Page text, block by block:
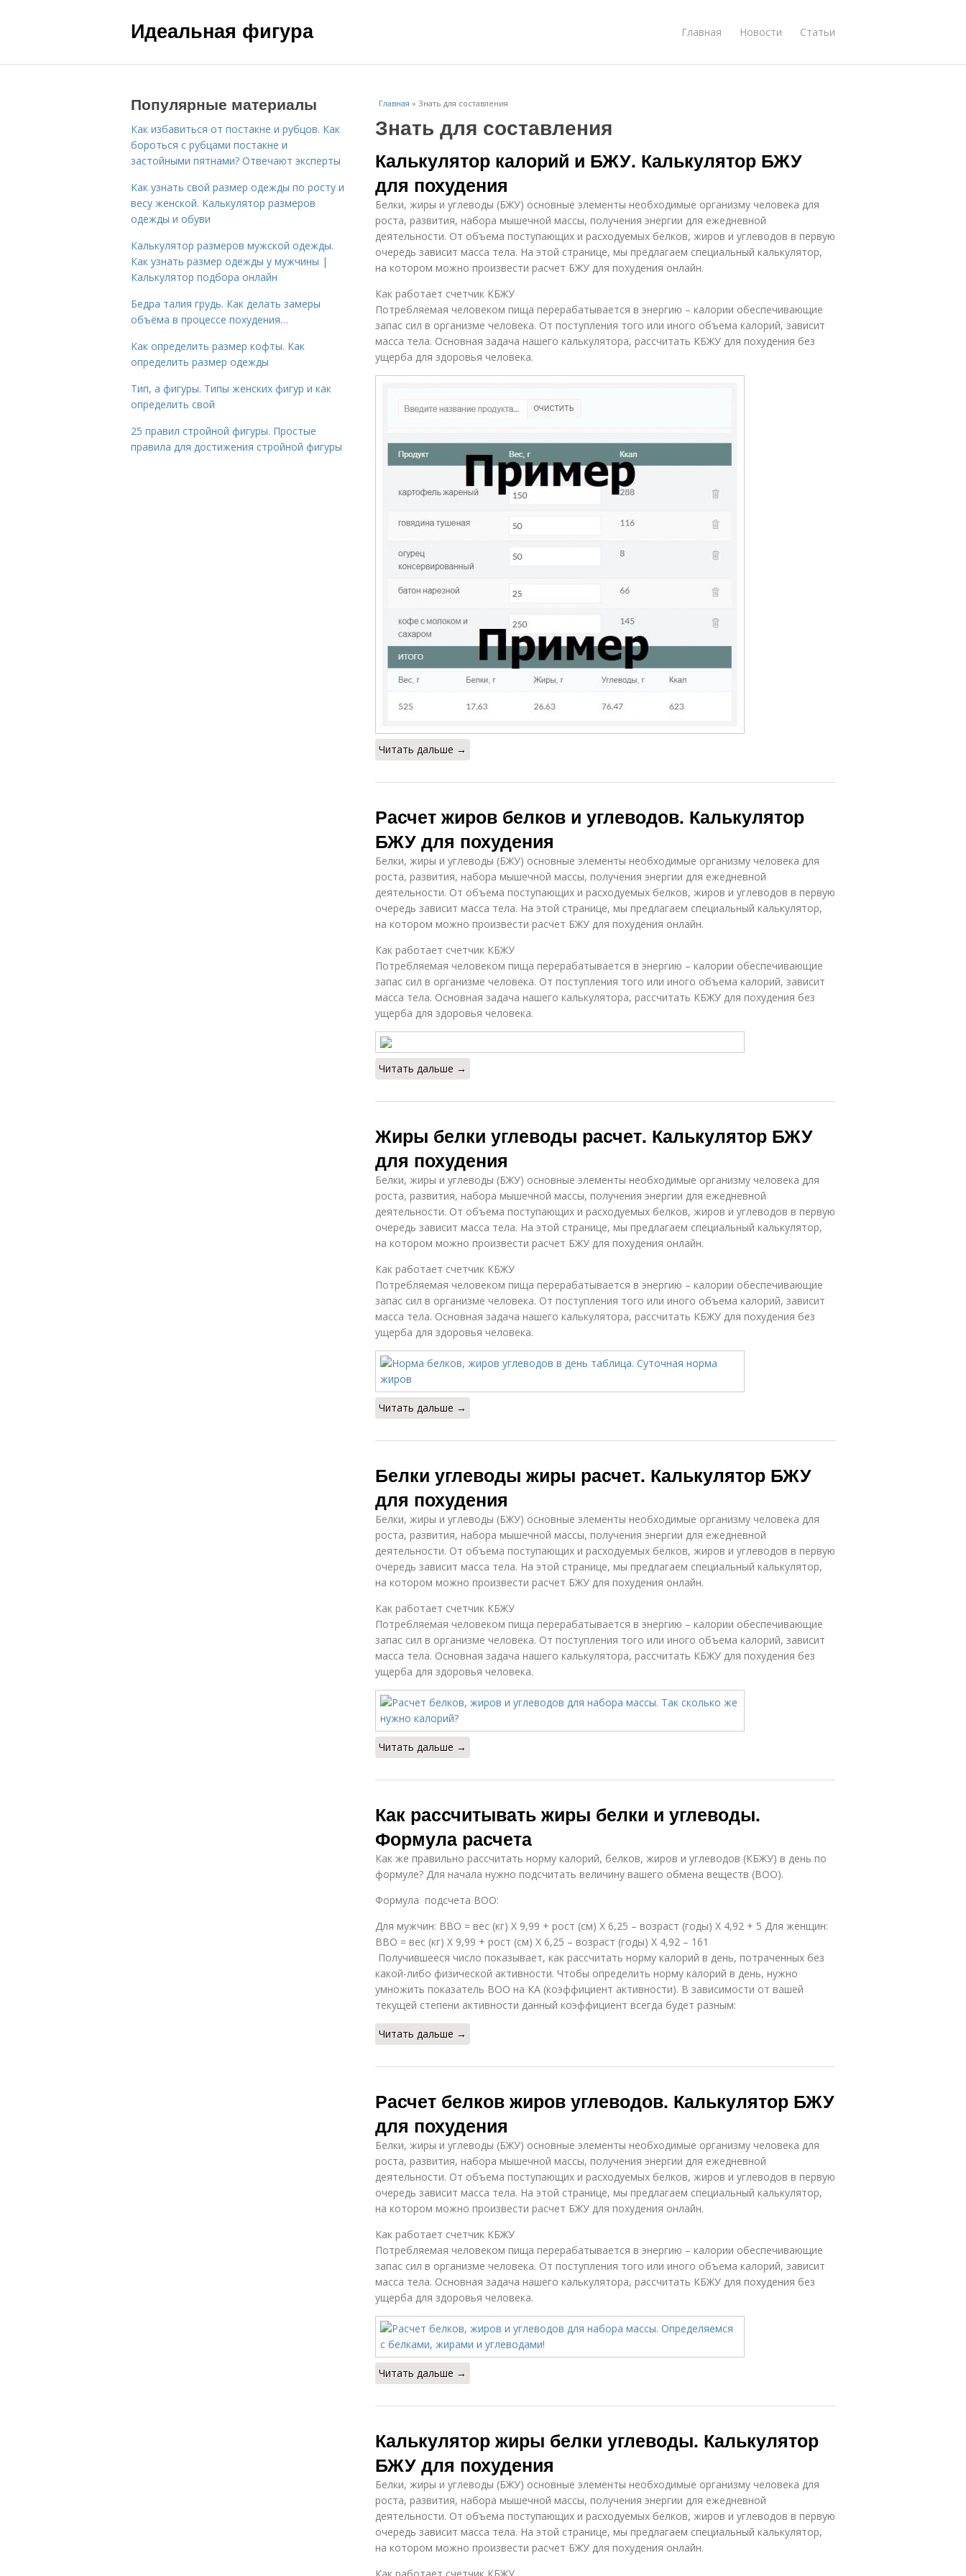
Идеальная фигура Главная Новости Статьи
Главная » Знать для составления
Знать для составления
Калькулятор калорий и БЖУ. Калькулятор БЖУ
для похудения
Белки, жиры и углеводы (БЖУ) основные элементы необходимые организму человека для
роста, развития, набора мышечной массы, получения энергии для ежедневной
деятельности. От объема поступающих и расходуемых белков, жиров и углеводов в первую
очередь зависит масса тела. На этой странице, мы предлагаем специальный калькулятор,
на котором можно произвести расчет БЖУ для похудения онлайн.
Как работает счетчик КБЖУ
Потребляемая человеком пища перерабатывается в энергию – калории обеспечивающие
запас сил в организме человека. От поступления того или иного объема калорий, зависит
масса тела. Основная задача нашего калькулятора, рассчитать КБЖУ для похудения без
ущерба для здоровья человека.
Читать дальше →
Расчет жиров белков и углеводов. Калькулятор
БЖУ для похудения
Белки, жиры и углеводы (БЖУ) основные элементы необходимые организму человека для
роста, развития, набора мышечной массы, получения энергии для ежедневной
деятельности. От объема поступающих и расходуемых белков, жиров и углеводов в первую
очередь зависит масса тела. На этой странице, мы предлагаем специальный калькулятор,
на котором можно произвести расчет БЖУ для похудения онлайн.
Как работает счетчик КБЖУ
Потребляемая человеком пища перерабатывается в энергию – калории обеспечивающие
запас сил в организме человека. От поступления того или иного объема калорий, зависит
масса тела. Основная задача нашего калькулятора, рассчитать КБЖУ для похудения без
ущерба для здоровья человека.
Читать дальше →
Жиры белки углеводы расчет. Калькулятор БЖУ
для похудения
Белки, жиры и углеводы (БЖУ) основные элементы необходимые организму человека для
роста, развития, набора мышечной массы, получения энергии для ежедневной
деятельности. От объема поступающих и расходуемых белков, жиров и углеводов в первую
очередь зависит масса тела. На этой странице, мы предлагаем специальный калькулятор,
на котором можно произвести расчет БЖУ для похудения онлайн.
Как работает счетчик КБЖУ
Потребляемая человеком пища перерабатывается в энергию – калории обеспечивающие
запас сил в организме человека. От поступления того или иного объема калорий, зависит
масса тела. Основная задача нашего калькулятора, рассчитать КБЖУ для похудения без
ущерба для здоровья человека.
Читать дальше →
Белки углеводы жиры расчет. Калькулятор БЖУ
для похудения
Белки, жиры и углеводы (БЖУ) основные элементы необходимые организму человека для
роста, развития, набора мышечной массы, получения энергии для ежедневной
деятельности. От объема поступающих и расходуемых белков, жиров и углеводов в первую
очередь зависит масса тела. На этой странице, мы предлагаем специальный калькулятор,
на котором можно произвести расчет БЖУ для похудения онлайн.
Как работает счетчик КБЖУ
Потребляемая человеком пища перерабатывается в энергию – калории обеспечивающие
запас сил в организме человека. От поступления того или иного объема калорий, зависит
масса тела. Основная задача нашего калькулятора, рассчитать КБЖУ для похудения без
ущерба для здоровья человека.
Читать дальше →
Как рассчитывать жиры белки и углеводы.
Формула расчета
Как же правильно рассчитать норму калорий, белков, жиров и углеводов (КБЖУ) в день по
формуле? Для начала нужно подсчитать величину вашего обмена веществ (ВОО).
Формула подсчета ВОО:
Для мужчин: ВВО = вес (кг) Х 9,99 + рост (см) Х 6,25 – возраст (годы) Х 4,92 + 5 Для женщин:
ВВО = вес (кг) Х 9,99 + рост (см) Х 6,25 – возраст (годы) Х 4,92 – 161
Получившееся число показывает, как рассчитать норму калорий в день, потраченных без
какой-либо физической активности. Чтобы определить норму калорий в день, нужно
умножить показатель ВОО на КА (коэффициент активности). В зависимости от вашей
текущей степени активности данный коэффициент всегда будет разным:
Читать дальше →
Расчет белков жиров углеводов. Калькулятор БЖУ
для похудения
Белки, жиры и углеводы (БЖУ) основные элементы необходимые организму человека для
роста, развития, набора мышечной массы, получения энергии для ежедневной
деятельности. От объема поступающих и расходуемых белков, жиров и углеводов в первую
очередь зависит масса тела. На этой странице, мы предлагаем специальный калькулятор,
на котором можно произвести расчет БЖУ для похудения онлайн.
Как работает счетчик КБЖУ
Потребляемая человеком пища перерабатывается в энергию – калории обеспечивающие
запас сил в организме человека. От поступления того или иного объема калорий, зависит
масса тела. Основная задача нашего калькулятора, рассчитать КБЖУ для похудения без
ущерба для здоровья человека.
Читать дальше →
Калькулятор жиры белки углеводы. Калькулятор
БЖУ для похудения
Белки, жиры и углеводы (БЖУ) основные элементы необходимые организму человека для
роста, развития, набора мышечной массы, получения энергии для ежедневной
деятельности. От объема поступающих и расходуемых белков, жиров и углеводов в первую
очередь зависит масса тела. На этой странице, мы предлагаем специальный калькулятор,
на котором можно произвести расчет БЖУ для похудения онлайн.
Популярные материалы
Как избавиться от постакне и рубцов. Как
бороться с рубцами постакне и
застойными пятнами? Отвечают эксперты
Как узнать свой размер одежды по росту и
весу женской. Калькулятор размеров
одежды и обуви
Калькулятор размеров мужской одежды.
Как узнать размер одежды у мужчины |
Калькулятор подбора онлайн
Бедра талия грудь. Как делать замеры
объёма в процессе похудения…
Как определить размер кофты. Как
определить размер одежды
Тип, а фигуры. Типы женских фигур и как
определить свой
25 правил стройной фигуры. Простые
правила для достижения стройной фигуры